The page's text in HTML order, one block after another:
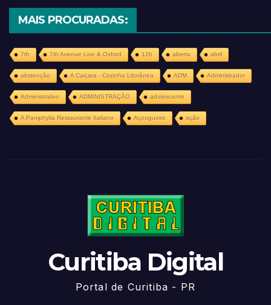
MAIS PROCURADAS:
7th 7th Avenue Live & Oxford 12h aberta abril
abstenção A Caiçara - Cozinha Litorânea ADM Administrador
Administrativo ADMINISTRAÇÃO adolescente
A Pamphylia Restaurante Italiano Açougueiro ação
Curitiba Digital
Portal de Curitiba - PR